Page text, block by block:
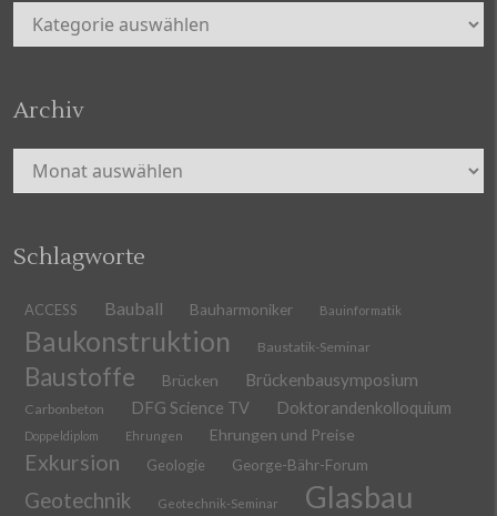
Kategorien
Archiv
Archiv
Schlagworte
ACCESS Bauball Bauharmoniker Bauinformatik
Baukonstruktion Baustatik-Seminar
Baustoffe Brücken Brückenbausymposium
Carbonbeton DFG Science TV Doktorandenkolloquium
Doppeldiplom Ehrungen Ehrungen und Preise
Exkursion Geologie George-Bähr-Forum
Geotechnik Geotechnik-Seminar Glasbau